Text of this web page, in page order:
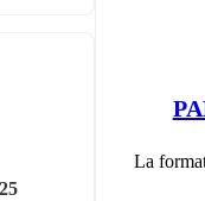
La